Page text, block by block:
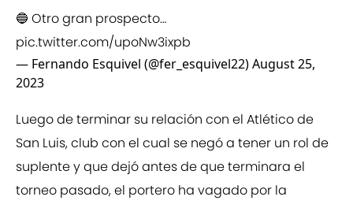
🔵 Otro gran prospecto…
pic.twitter.com/upoNw3ixpb
— Fernando Esquivel (@fer_esquivel22)August 25,
2023
Luego de terminar su relación con el Atlético de
San Luis, club con el cual se negó a tener un rol de
suplente y que dejó antes de que terminara el
torneo pasado, el portero ha vagado por la